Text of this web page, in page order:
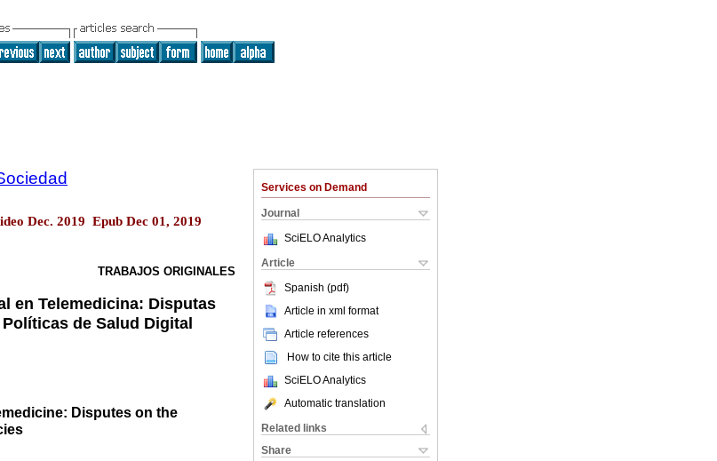
Services on Demand
Journal
SciELO Analytics
Article
Spanish (pdf)
Article in xml format
Article references
How to cite this article
SciELO Analytics
Automatic translation
Related links
Share
Dec. 2019 Epub Dec 01, 2019
TRABAJOS ORIGINALES
en Telemedicina: Disputas
de Salud Digital
Disputes on the